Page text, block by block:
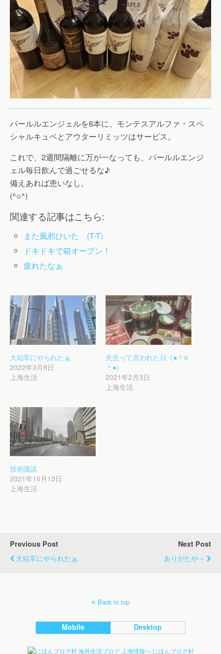
パールルエンジェルを6本に、モンテスアルファ・スペ
シャルキュベとアウターリミッツはサービス。
これで、2週間隔離に万が一なっても、パールルエンジ
ェル毎日飲んで過ごせるな♪
備えあれば患いなし。
(^○^)
関連する記事はこちら:
また風邪ひいた (T-T)
ドキドキで箱オープン！
疲れたなぁ
大站车にやられたぁ
2022年3月8日
上海生活
先生って言われた日（●＾o
＾●）
2021年2月3日
上海生活
技術漫談
2021年10月13日
上海生活
Previous Post
大站车にやられたぁ
Next Post
ありがたや～
Back to top
Mobile Desktop
にほんブログ村